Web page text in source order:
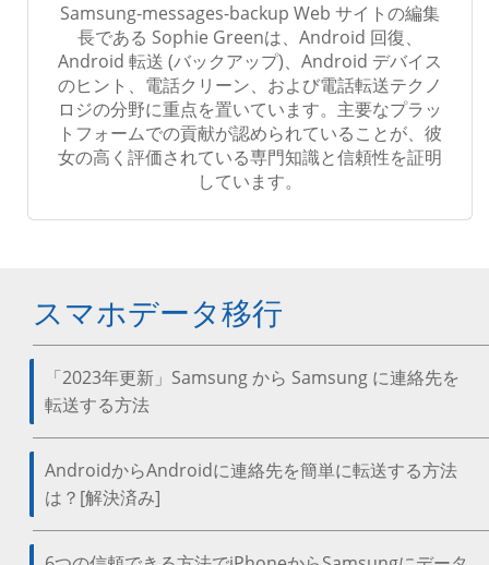
スマホデータ移行
「2023年更新」Samsung から Samsung に連絡先を
転送する方法
AndroidからAndroidに連絡先を簡単に転送する方法
は？[解決済み]
Samsung-messages-backup Web サイトの編集
長である Sophie Greenは、Android 回復、
Android 転送 (バックアップ)、Android デバイス
のヒント、電話クリーン、および電話転送テクノ
ロジの分野に重点を置いています。主要なプラッ
トフォームでの貢献が認められていることが、彼
女の高く評価されている専門知識と信頼性を証明
しています。